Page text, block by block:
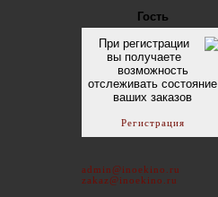
Гость
При регистрации
вы получаете
возможность
отслеживать состояние
ваших заказов
Регистрация
admin@inoekino.ru
zakaz@inoekino.ru